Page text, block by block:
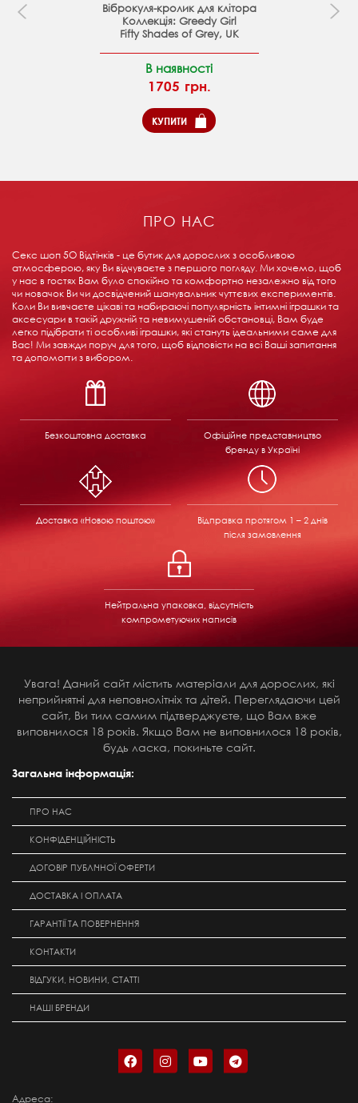
Віброкуля-кролик для клітора
Коллекція: Greedy Girl
Fifty Shades of Grey, UK
В наявності
1705 грн.
КУПИТИ
ПРО НАС
Секс шоп 5О Відтінків - це бутик для дорослих з особливою
атмосферою, яку Ви відчуваєте з першого погляду. Ми хочемо, щоб
у нас в гостях Вам було спокійно та комфортно незалежно від того
чи новачок Ви чи досвідчений шанувальник чуттєвих експериментів.
Коли Ви вивчаєте цікаві та набираючі популярність інтимні іграшки та
аксесуари в такій дружній та невимушеній обстановці, Вам буде
легко підібрати ті особливі іграшки, які стануть ідеальними саме для
Вас! Ми завжди поруч для того, щоб відповісти на всі Ваші запитання
та допомогти з вибором.
Безкоштовна доставка
Офіційне представництво
бренду в Україні
Доставка «Новою поштою» Відправка протягом 1 – 2 днів
після замовлення
Нейтральна упаковка, відсутність
компрометуючих написів
Увага! Даний сайт містить матеріали для дорослих, які
неприйнятні для неповнолітніх та дітей. Переглядаючи цей
сайт, Ви тим самим підтверджуєте, що Вам вже
виповнилося 18 років. Якщо Вам не виповнилося 18 років,
будь ласка, покиньте сайт.
Загальна інформація:
ПРО НАС
КОНФІДЕНЦІЙНІСТЬ
ДОГОВІР ПУБЛІЧНОЇ ОФЕРТИ
ДОСТАВКА І ОПЛАТА
ГАРАНТІЇ ТА ПОВЕРНЕННЯ
КОНТАКТИ
ВІДГУКИ, НОВИНИ, СТАТТІ
НАШІ БРЕНДИ
Адреса: